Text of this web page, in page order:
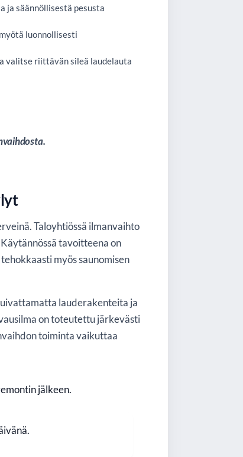
ja säännöllisestä pesusta
luonnollisesti
valitse riittävän sileä laudelauta
Taloyhtiössä ilmanvaihto
tavoitteena on
myös saunomisen
lauderakenteita ja
on toteutettu järkevästi
toiminta vaikuttaa
jälkeen.